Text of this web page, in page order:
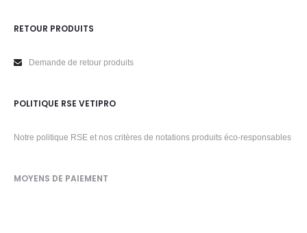
RETOUR PRODUITS
Demande de retour produits
POLITIQUE RSE VETIPRO
Notre politique RSE et nos critères de notations produits éco-responsables
MOYENS DE PAIEMENT